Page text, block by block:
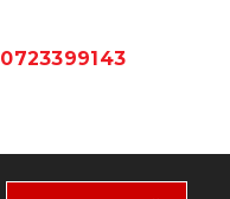
0723399143